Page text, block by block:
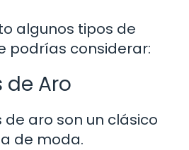
algunos tipos de
podrías considerar:
de Aro
de aro son un clásico
de moda.